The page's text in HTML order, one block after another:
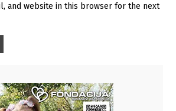
and website in this browser for the next